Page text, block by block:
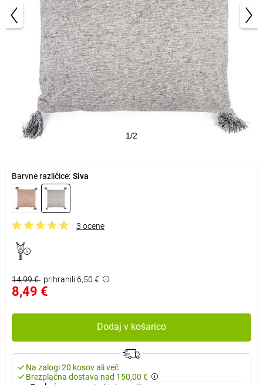
1/2
Barvne različice: Siva
3 ocene
14,99 € prihranili 6,50 €
8,49 €
Dodaj v košarico
Na zalogi 20 kosov ali več
Brezplačna dostava nad 150,00 €